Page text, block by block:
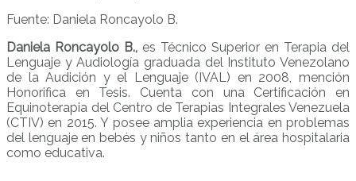
Fuente: Daniela Roncayolo B.
Daniela Roncayolo B., es Técnico Superior en Terapia del
Lenguaje y Audiología graduada del Instituto Venezolano
de la Audición y el Lenguaje (IVAL) en 2008, mención
Honorifica en Tesis. Cuenta con una Certificación en
Equinoterapia del Centro de Terapias Integrales Venezuela
(CTIV) en 2015. Y posee amplia experiencia en problemas
del lenguaje en bebés y niños tanto en el área hospitalaria
como educativa.